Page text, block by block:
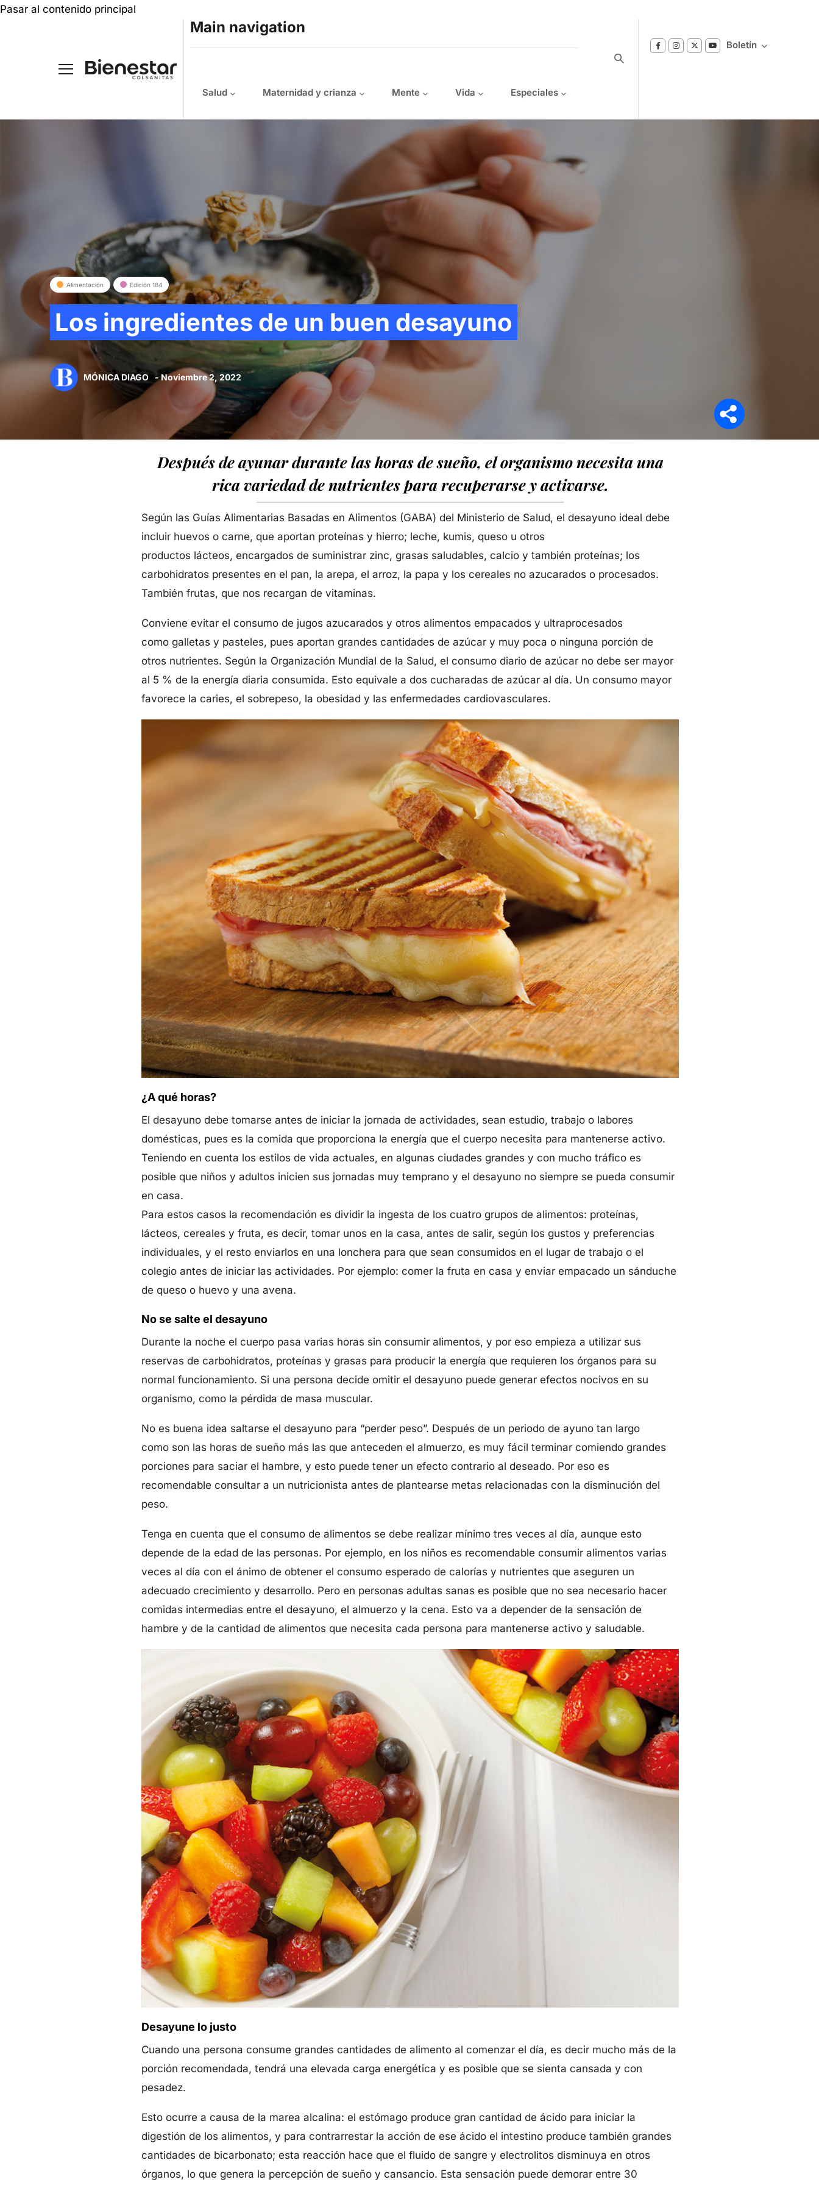
Pasar al contenido principal
Main navigation
Salud Maternidad y crianza Mente Vida Especiales
Boletín
Reciba notificaciones sobre los temas de
Bienestar que le interesan.
Alimentación Edición 184
Los ingredientes de un buen desayuno
MÓNICA DIAGO - Noviembre 2, 2022
Después de ayunar durante las horas de sueño, el organismo necesita una
rica variedad de nutrientes para recuperarse y activarse.
Según las Guías Alimentarias Basadas en Alimentos (GABA) del Ministerio de Salud, el desayuno ideal debe
incluir huevos o carne, que aportan proteínas y hierro; leche, kumis, queso u otros
productos lácteos, encargados de suministrar zinc, grasas saludables, calcio y también proteínas; los
carbohidratos presentes en el pan, la arepa, el arroz, la papa y los cereales no azucarados o procesados.
También frutas, que nos recargan de vitaminas.
Conviene evitar el consumo de jugos azucarados y otros alimentos empacados y ultraprocesados
como galletas y pasteles, pues aportan grandes cantidades de azúcar y muy poca o ninguna porción de
otros nutrientes. Según la Organización Mundial de la Salud, el consumo diario de azúcar no debe ser mayor
al 5 % de la energía diaria consumida. Esto equivale a dos cucharadas de azúcar al día. Un consumo mayor
favorece la caries, el sobrepeso, la obesidad y las enfermedades cardiovasculares.
¿A qué horas?
El desayuno debe tomarse antes de iniciar la jornada de actividades, sean estudio, trabajo o labores
domésticas, pues es la comida que proporciona la energía que el cuerpo necesita para mantenerse activo.
Teniendo en cuenta los estilos de vida actuales, en algunas ciudades grandes y con mucho tráfico es
posible que niños y adultos inicien sus jornadas muy temprano y el desayuno no siempre se pueda consumir
en casa.
Para estos casos la recomendación es dividir la ingesta de los cuatro grupos de alimentos: proteínas,
lácteos, cereales y fruta, es decir, tomar unos en la casa, antes de salir, según los gustos y preferencias
individuales, y el resto enviarlos en una lonchera para que sean consumidos en el lugar de trabajo o el
colegio antes de iniciar las actividades. Por ejemplo: comer la fruta en casa y enviar empacado un sánduche
de queso o huevo y una avena.
No se salte el desayuno
Durante la noche el cuerpo pasa varias horas sin consumir alimentos, y por eso empieza a utilizar sus
reservas de carbohidratos, proteínas y grasas para producir la energía que requieren los órganos para su
normal funcionamiento. Si una persona decide omitir el desayuno puede generar efectos nocivos en su
organismo, como la pérdida de masa muscular.
No es buena idea saltarse el desayuno para “perder peso”. Después de un periodo de ayuno tan largo
como son las horas de sueño más las que anteceden el almuerzo, es muy fácil terminar comiendo grandes
porciones para saciar el hambre, y esto puede tener un efecto contrario al deseado. Por eso es
recomendable consultar a un nutricionista antes de plantearse metas relacionadas con la disminución del
peso.
Tenga en cuenta que el consumo de alimentos se debe realizar mínimo tres veces al día, aunque esto
depende de la edad de las personas. Por ejemplo, en los niños es recomendable consumir alimentos varias
veces al día con el ánimo de obtener el consumo esperado de calorías y nutrientes que aseguren un
adecuado crecimiento y desarrollo. Pero en personas adultas sanas es posible que no sea necesario hacer
comidas intermedias entre el desayuno, el almuerzo y la cena. Esto va a depender de la sensación de
hambre y de la cantidad de alimentos que necesita cada persona para mantenerse activo y saludable.
Desayune lo justo
Cuando una persona consume grandes cantidades de alimento al comenzar el día, es decir mucho más de la
porción recomendada, tendrá una elevada carga energética y es posible que se sienta cansada y con
pesadez.
Esto ocurre a causa de la marea alcalina: el estómago produce gran cantidad de ácido para iniciar la
digestión de los alimentos, y para contrarrestar la acción de ese ácido el intestino produce también grandes
cantidades de bicarbonato; esta reacción hace que el fluido de sangre y electrolitos disminuya en otros
órganos, lo que genera la percepción de sueño y cansancio. Esta sensación puede demorar entre 30